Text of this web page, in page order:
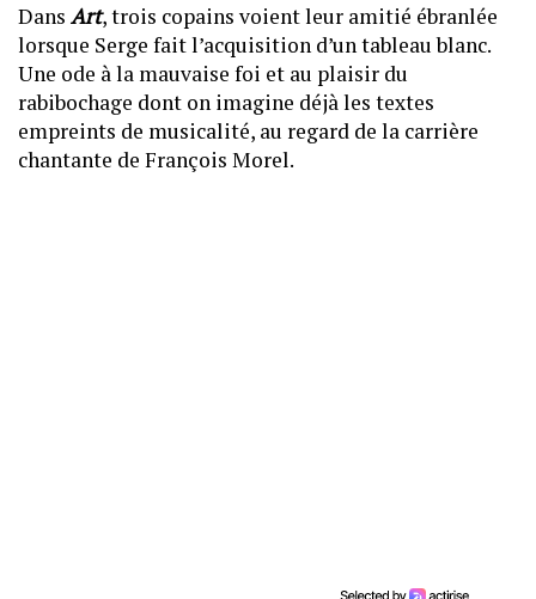
Dans Art, trois copains voient leur amitié ébranlée
lorsque Serge fait l’acquisition d’un tableau blanc.
Une ode à la mauvaise foi et au plaisir du
rabibochage dont on imagine déjà les textes
empreints de musicalité, au regard de la carrière
chantante de François Morel.